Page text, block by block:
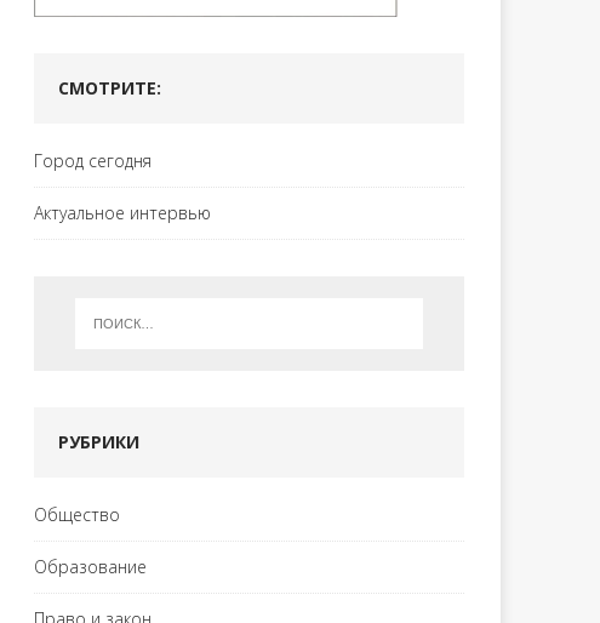
СМОТРИТЕ:
Город сегодня
Актуальное интервью
РУБРИКИ
Общество
Образование
Право и закон